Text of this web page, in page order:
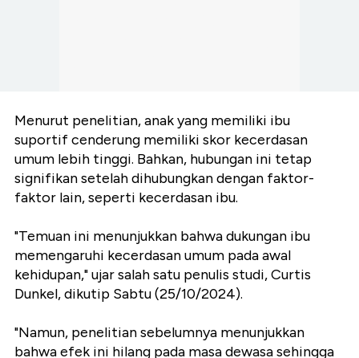
Menurut penelitian, anak yang memiliki ibu
suportif cenderung memiliki skor kecerdasan
umum lebih tinggi. Bahkan, hubungan ini tetap
signifikan setelah dihubungkan dengan faktor-
faktor lain, seperti kecerdasan ibu.
"Temuan ini menunjukkan bahwa dukungan ibu
memengaruhi kecerdasan umum pada awal
kehidupan," ujar salah satu penulis studi, Curtis
Dunkel, dikutip Sabtu (25/10/2024).
"Namun, penelitian sebelumnya menunjukkan
bahwa efek ini hilang pada masa dewasa sehingga